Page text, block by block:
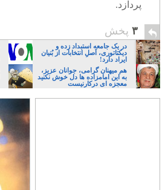
پردازد.
۳ پخش
در یک جامعه استبداد زده و
دیکتاتوری، اَصلِ انتخابات از بُنیان
ایراد دارد!
هم میهنان گرامی، جوانان عزیز،
به این امامزاده ها دل خوش نکنید
معجزه ای درکارنیست